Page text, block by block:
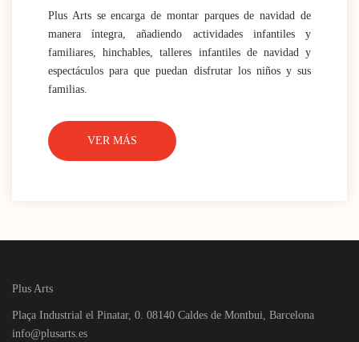
Plus Arts se encarga de montar parques de navidad de
manera íntegra, añadiendo actividades infantiles y
familiares, hinchables, talleres infantiles de navidad y
espectáculos para que puedan disfrutar los niños y sus
familias.
VER MÁS
Plus Arts
Plaça Industrial el Pinatar, 0. 08140 Caldes de Montbui, Barcelona
info@plusarts.es